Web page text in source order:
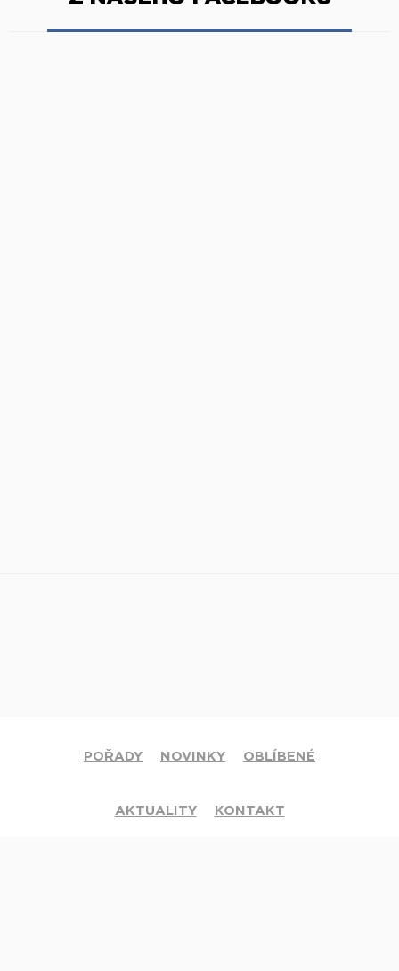
POŘADY NOVINKY OBLÍBENÉ
AKTUALITY KONTAKT